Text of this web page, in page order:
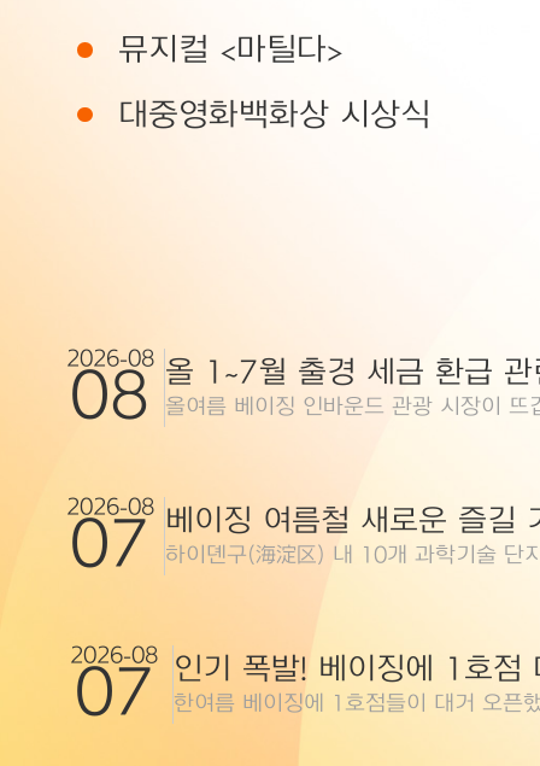
베이징 문화 베이징 혁
일 월
26 27 28
16 17 18
23 24 25
전시회 공연 스포츠
뮤지컬 <마틸다>
대중영화백화상 시상식
2026-08
08 올여름 베이징 인바운드 관광 시장이 뜨
2026-08
07 하이뎬구(海淀区) 내 10개 과학기술 단
2026-08
07 인기 폭발! 베이징에 1호점
한여름 베이징에 1호점들이 대거 오픈